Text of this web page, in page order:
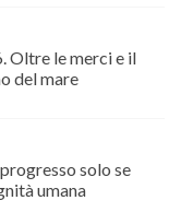
Oltre le merci e il
del mare
progresso solo se
umana